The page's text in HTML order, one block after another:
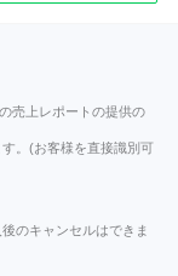
売上レポートの提供の
。(お客様を直接識別可
のキャンセルはできま